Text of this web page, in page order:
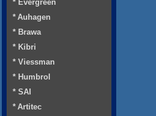
* Evergreen
* Auhagen
* Brawa
* Kibri
* Viessman
* Humbrol
* SAI
* Artitec